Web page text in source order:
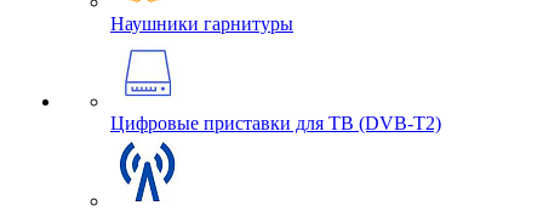
Наушники гарнитуры
Цифровые приставки для ТВ (DVB-T2)